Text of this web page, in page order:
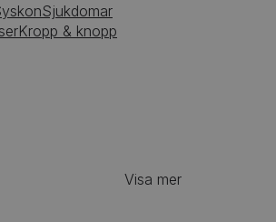
Sjukdomar
Kropp & knopp
Visa mer